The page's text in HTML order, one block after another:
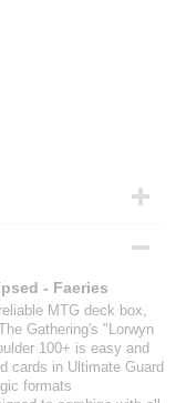
- Faeries
MTG deck box,
Gathering's "Lorwyn
100+ is easy and
cards in Ultimate Guard
formats